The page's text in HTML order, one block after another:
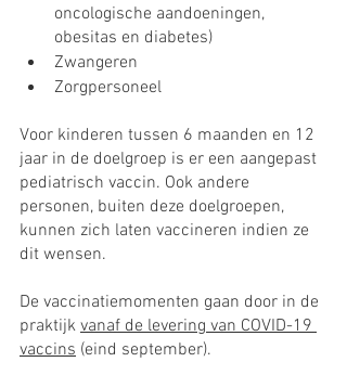
oncologische aandoeningen,
obesitas en diabetes)
Zwangeren
Zorgpersoneel
Voor kinderen tussen 6 maanden en 12
jaar in de doelgroep is er een aangepast
pediatrisch vaccin. Ook andere
personen, buiten deze doelgroepen,
kunnen zich laten vaccineren indien ze
dit wensen.
De vaccinatiemomenten gaan door in de
praktijk vanaf de levering van COVID-19
vaccins (eind september).